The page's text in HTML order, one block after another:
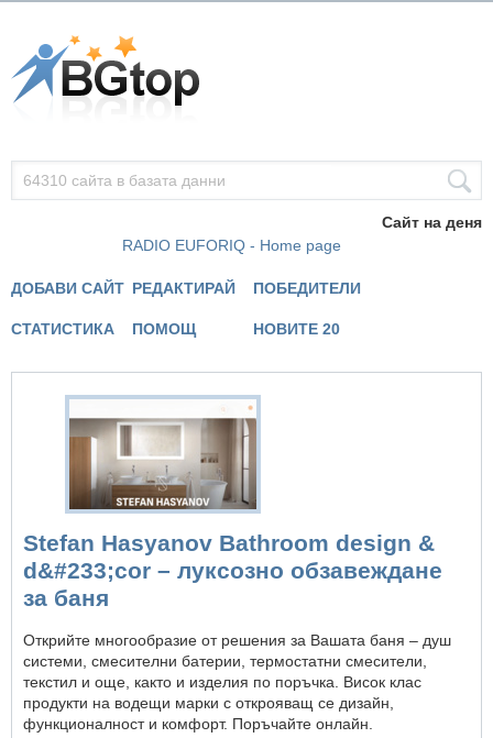
Сайт на деня
RADIO EUFORIQ - Home page
ДОБАВИ САЙТ РЕДАКТИРАЙ ПОБЕДИТЕЛИ
СТАТИСТИКА ПОМОЩ НОВИТЕ 20
Stefan Hasyanov Bathroom design &
d&#233;cor – луксозно обзавеждане
за баня
Открийте многообразие от решения за Вашата баня – душ
системи, смесителни батерии, термостатни смесители,
текстил и още, както и изделия по поръчка. Висок клас
продукти на водещи марки с открояващ се дизайн,
функционалност и комфорт. Поръчайте онлайн.